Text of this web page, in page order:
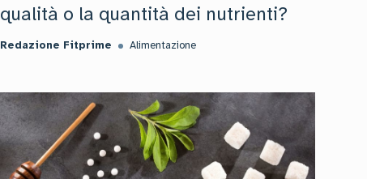
qualità o la quantità dei nutrienti?
Redazione Fitprime Alimentazione